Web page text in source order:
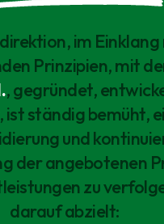
im
Prinzipien, mit
, gegründet,
ständig bemüht,
und
der angebotenen
zu
darauf abzielt: